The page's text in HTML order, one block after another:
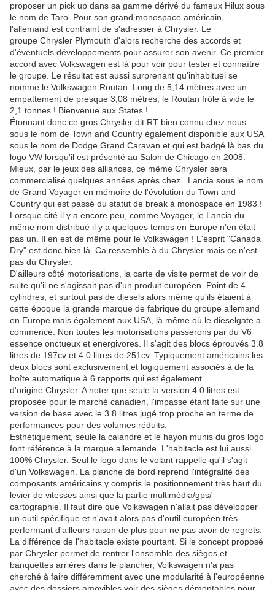
proposer un pick up dans sa gamme dérivé du fameux Hilux sous
le nom de Taro. Pour son grand monospace américain,
l'allemand est contraint de s'adresser à Chrysler. Le
groupe Chrysler Plymouth d'alors recherche des accords et
d'éventuels développements pour assurer son avenir. Ce premier
accord avec Volkswagen est là pour voir pour tester et connaître
le groupe. Le résultat est aussi surprenant qu'inhabituel se
nomme le Volkswagen Routan. Long de 5,14 mètres avec un
empattement de presque 3,08 mètres, le Routan frôle à vide le
2,1 tonnes ! Bienvenue aux States !
Étonnant donc ce gros Chrysler dit RT bien connu chez nous
sous le nom de Town and Country également disponible aux USA
sous le nom de Dodge Grand Caravan et qui est badgé là bas du
logo VW lorsqu'il est présenté au Salon de Chicago en 2008.
Mieux, par le jeux des alliances, ce même Chrysler sera
commercialisé quelques années après chez...Lancia sous le nom
de Grand Voyager en mémoire de l'évolution du Town and
Country qui est passé du statut de break à monospace en 1983 !
Lorsque cité il y a encore peu, comme Voyager, le Lancia du
même nom distribué il y a quelques temps en Europe n'en était
pas un. Il en est de même pour le Volkswagen ! L'esprit "Canada
Dry" est donc bien là. Ca ressemble à du Chrysler mais ce n'est
pas du Chrysler.
D'ailleurs côté motorisations, la carte de visite permet de voir de
suite qu'il ne s'agissait pas d'un produit européen. Point de 4
cylindres, et surtout pas de diesels alors même qu'ils étaient à
cette époque la grande marque de fabrique du groupe allemand
en Europe mais également aux USA, là même où le dieselgate a
commencé. Non toutes les motorisations passerons par du V6
essence onctueux et energivores. Il s'agit des blocs éprouvés 3.8
litres de 197cv et 4.0 litres de 251cv. Typiquement américains les
deux blocs sont exclusivement et logiquement associés à de la
boîte automatique à 6 rapports qui est également
d'origine Chrysler. A noter que seule la version 4.0 litres est
proposée pour le marché canadien, l'impasse étant faite sur une
version de base avec le 3.8 litres jugé trop proche en terme de
performances pour des volumes réduits.
Esthétiquement, seule la calandre et le hayon munis du gros logo
font référence à la marque allemande. L'habitacle est lui aussi
100% Chrysler. Seul le logo dans le volant rappelle qu'il s'agit
d'un Volkswagen. La planche de bord reprend l'intégralité des
composants américains y compris le positionnement très haut du
levier de vitesses ainsi que la partie multimédia/gps/
cartographie. Il faut dire que Volkswagen n'allait pas développer
un outil spécifique et n'avait alors pas d'outil européen très
performant d'ailleurs raison de plus pour ne pas avoir de regrets.
La différence de l'habitacle existe pourtant. Si le concept proposé
par Chrysler permet de rentrer l'ensemble des sièges et
banquettes arrières dans le plancher, Volkswagen n'a pas
cherché à faire différemment avec une modularité à l'européenne